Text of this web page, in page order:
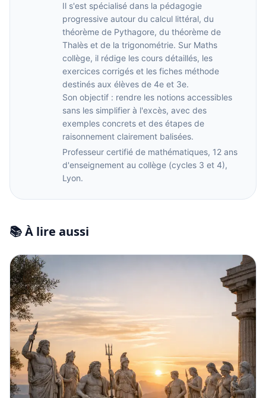
Il s'est spécialisé dans la pédagogie
progressive autour du calcul littéral, du
théorème de Pythagore, du théorème de
Thalès et de la trigonométrie. Sur Maths
collège, il rédige les cours détaillés, les
exercices corrigés et les fiches méthode
destinés aux élèves de 4e et 3e.
Son objectif : rendre les notions accessibles
sans les simplifier à l'excès, avec des
exemples concrets et des étapes de
raisonnement clairement balisées.
Professeur certifié de mathématiques, 12 ans
d'enseignement au collège (cycles 3 et 4),
Lyon.
📚 À lire aussi